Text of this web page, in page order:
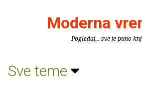
Moderna
Pogledaj... sve je puno
Sve teme